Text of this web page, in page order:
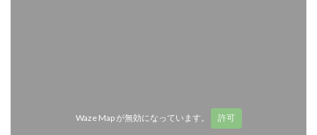
Waze Map が無効になっています。 許可